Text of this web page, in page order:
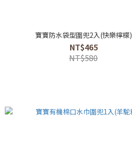
寶寶防水袋型圍兜2入(快樂檸檬)
NT$465
NT$580